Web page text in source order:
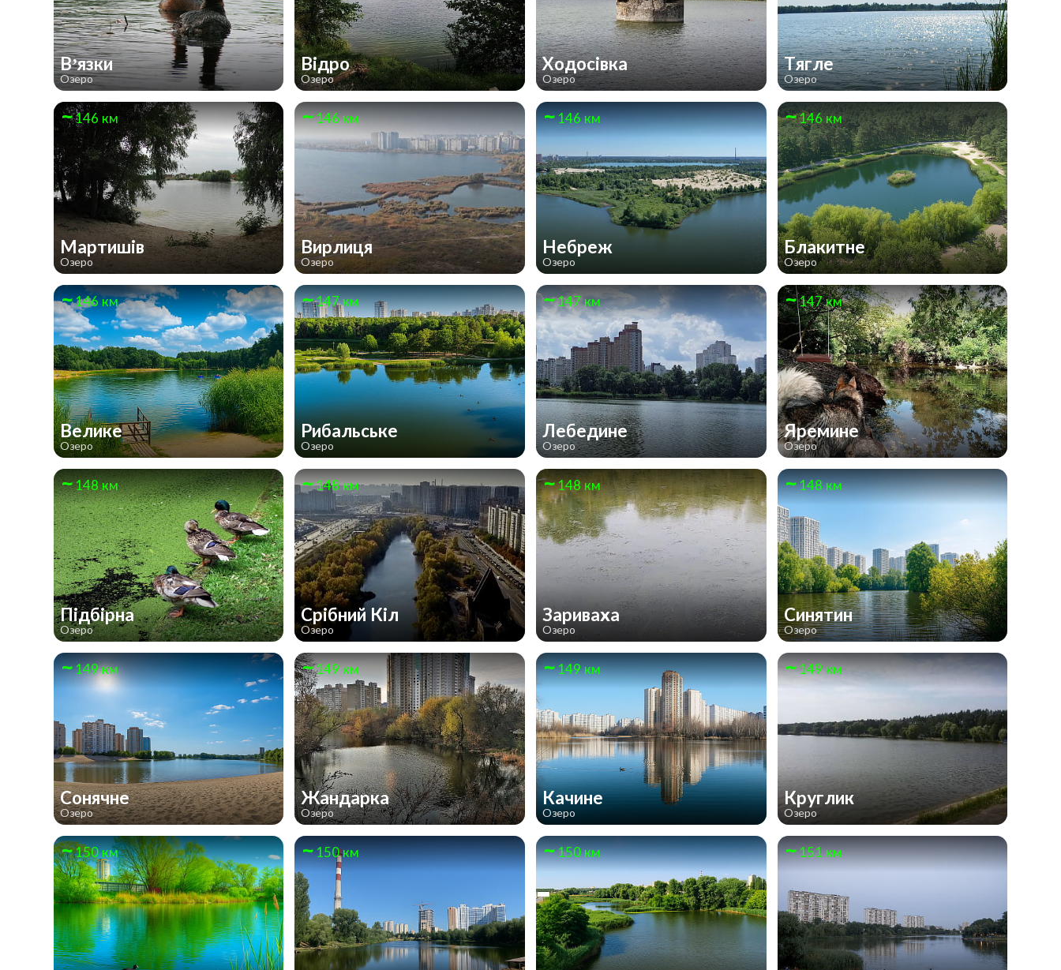
В’язки
Озеро
Відро
Озеро
Ходосівка
Озеро
Тягле
Озеро
146 км
Мартишів
Озеро
146 км
Вирлиця
Озеро
146 км
Небреж
Озеро
146 км
Блакитне
Озеро
146 км
Велике
Озеро
147 км
Рибальське
Озеро
147 км
Лебедине
Озеро
147 км
Яремине
Озеро
148 км
Підбірна
Озеро
148 км
Срібний Кіл
Озеро
148 км
Зариваха
Озеро
148 км
Синятин
Озеро
149 км
Сонячне
Озеро
149 км
Жандарка
Озеро
149 км
Качине
Озеро
149 км
Круглик
Озеро
150 км 150 км 150 км 151 км